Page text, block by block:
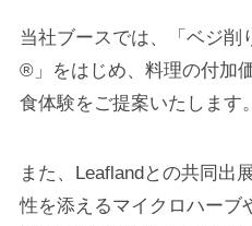
当社ブースでは、「ベジ削
®」をはじめ、料理の付加
食体験をご提案いたします。
また、Leaflandとの共同出
性を添えるマイクロハーブ